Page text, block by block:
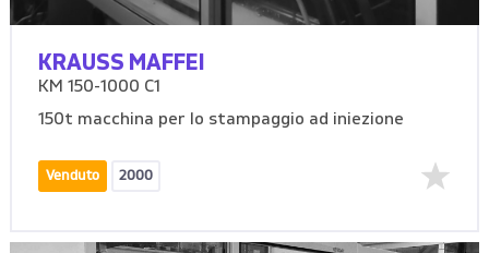
KRAUSS MAFFEI
KM 150-1000 C1
150t macchina per lo stampaggio ad iniezione
Venduto 2000